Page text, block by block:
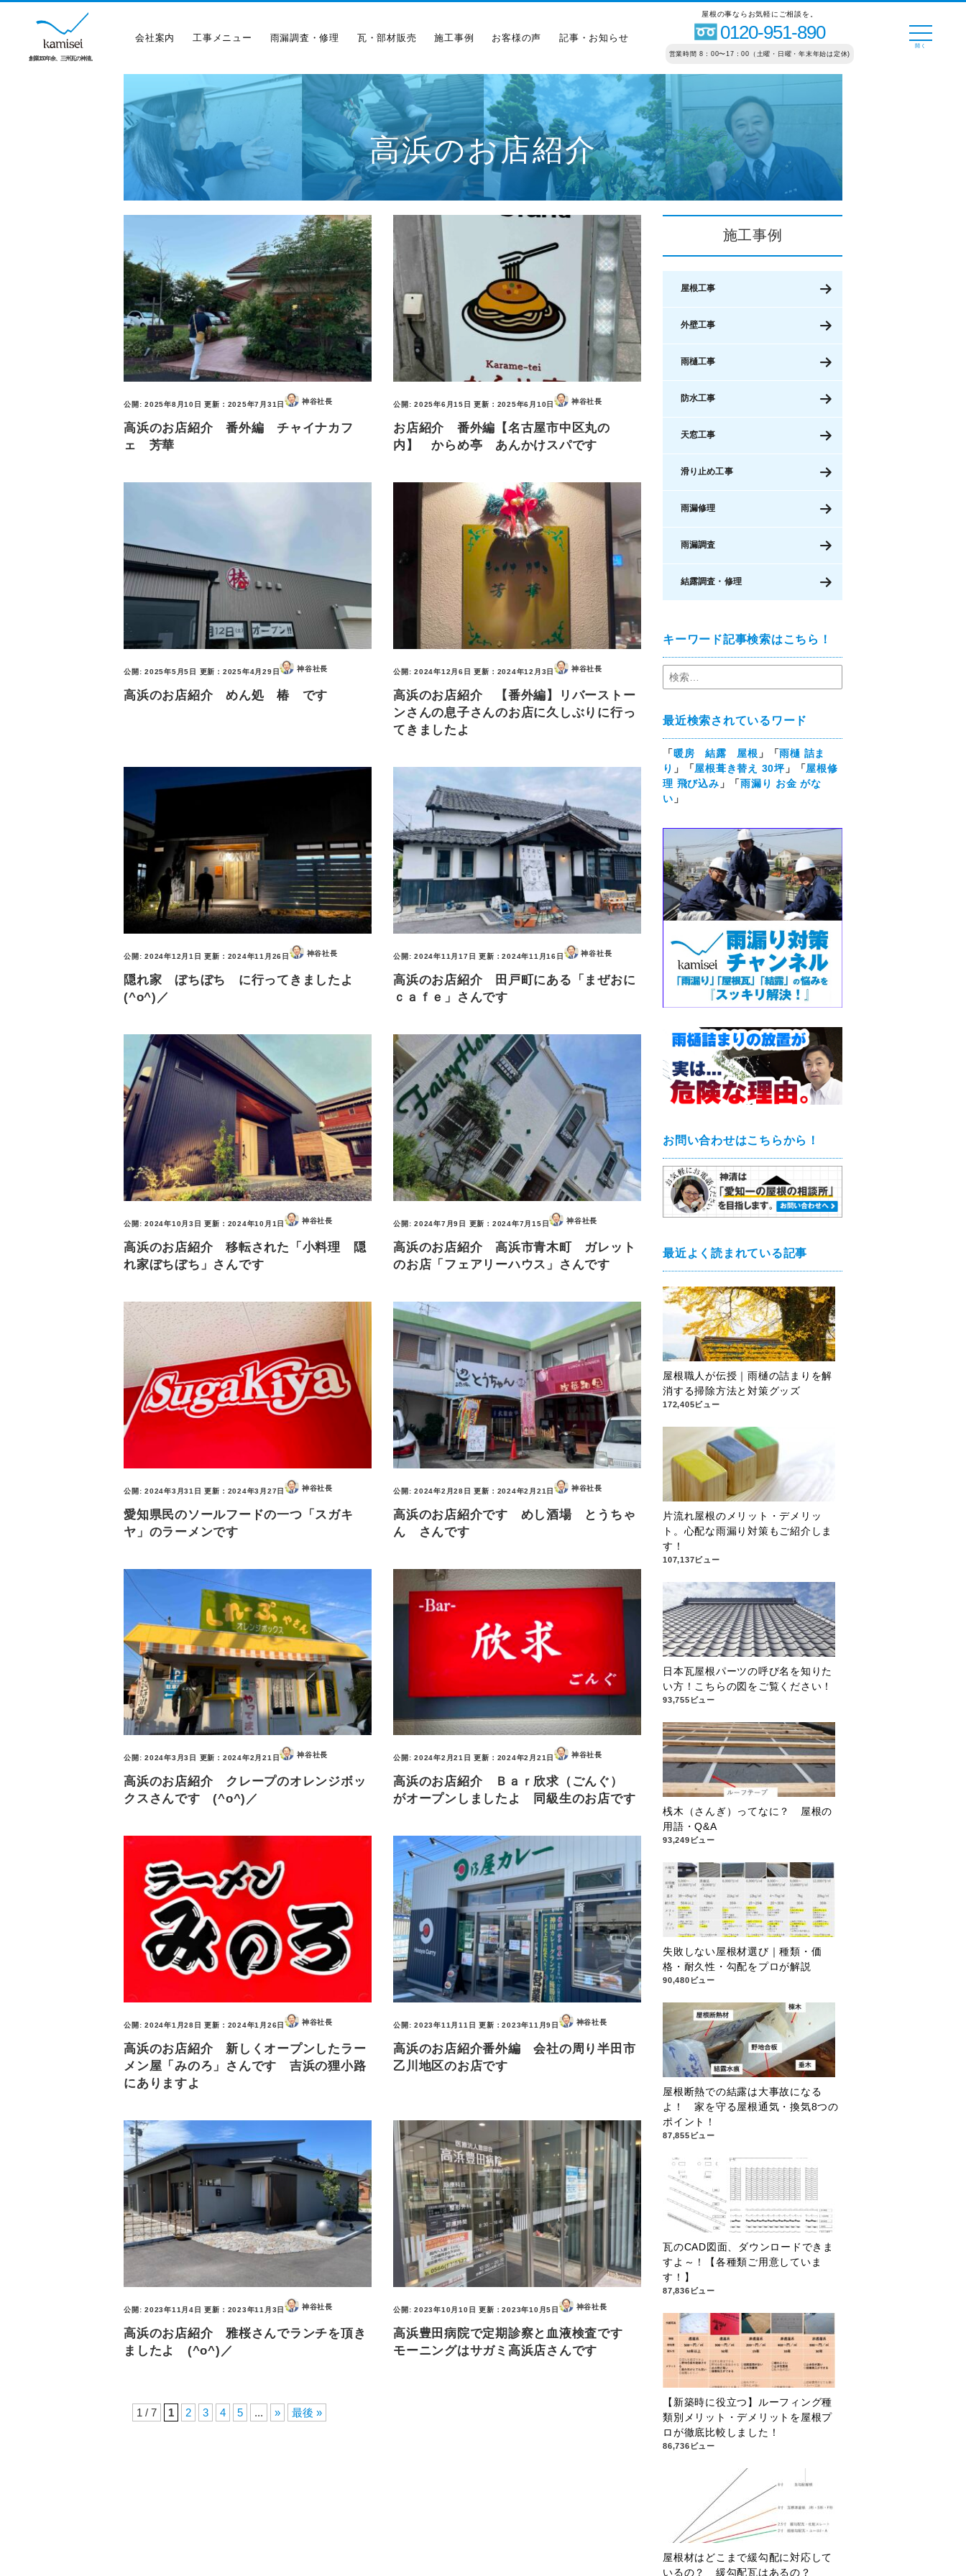
創業150年余、三州瓦の神清。
会社案内 工事メニュー 雨漏調査・修理 瓦・部材販売 施工事例 お客様の声 記事・お知らせ
屋根の事ならお気軽にご相談を。
0120-951-890
営業時間 8：00〜17：00（土曜・日曜・年末年始は定休)
高浜のお店紹介
公開: 2025年8月10日 更新： 2025年7月31日 神谷社長
高浜のお店紹介 番外編 チャイナカフ
ェ 芳華
公開: 2025年6月15日 更新： 2025年6月10日 神谷社長
お店紹介 番外編【名古屋市中区丸の
内】 からめ亭 あんかけスパです
公開: 2025年5月5日 更新： 2025年4月29日 神谷社長
高浜のお店紹介 めん処 椿 です
公開: 2024年12月6日 更新： 2024年12月3日 神谷社長
高浜のお店紹介 【番外編】リバーストー
ンさんの息子さんのお店に久しぶりに行っ
てきましたよ
公開: 2024年12月1日 更新： 2024年11月26日 神谷社長
隠れ家 ぼちぼち に行ってきましたよ
(^o^)／
公開: 2024年11月17日 更新：2024年11月16日 神谷社長
高浜のお店紹介 田戸町にある「まぜおに
ｃａｆｅ」さんです
公開: 2024年10月3日 更新： 2024年10月1日 神谷社長
高浜のお店紹介 移転された「小料理 隠
れ家ぼちぼち」さんです
公開: 2024年7月9日 更新： 2024年7月15日 神谷社長
高浜のお店紹介 高浜市青木町 ガレット
のお店「フェアリーハウス」さんです
公開: 2024年3月31日 更新： 2024年3月27日 神谷社長
愛知県民のソールフードの一つ「スガキ
ヤ」のラーメンです
公開: 2024年2月28日 更新： 2024年2月21日 神谷社長
高浜のお店紹介です めし酒場 とうちゃ
ん さんです
公開: 2024年3月3日 更新： 2024年2月21日 神谷社長
高浜のお店紹介 クレープのオレンジボッ
クスさんです (^o^)／
公開: 2024年2月21日 更新： 2024年2月21日 神谷社長
高浜のお店紹介 Ｂａｒ欣求（ごんぐ）
がオープンしましたよ 同級生のお店です
公開: 2024年1月28日 更新： 2024年1月26日 神谷社長
高浜のお店紹介 新しくオープンしたラー
メン屋「みのろ」さんです 吉浜の狸小路
にありますよ
公開: 2023年11月11日 更新：2023年11月9日 神谷社長
高浜のお店紹介番外編 会社の周り半田市
乙川地区のお店です
公開: 2023年11月4日 更新： 2023年11月3日 神谷社長
高浜のお店紹介 雅桜さんでランチを頂き
ましたよ (^o^)／
公開: 2023年10月10日 更新：2023年10月5日 神谷社長
高浜豊田病院で定期診察と血液検査です
モーニングはサガミ高浜店さんです
1 / 7 1 2 3 4 5 ... » 最後 »
施工事例
屋根工事
外壁工事
雨樋工事
防水工事
天窓工事
滑り止め工事
雨漏修理
雨漏調査
結露調査・修理
キーワード記事検索はこちら！
最近検索されているワード
「暖房 結露 屋根 」「雨樋 詰ま
り 」「屋根葺き替え 30坪」「屋根修
理 飛び込み 」「雨漏り お金 がな
い 」
お問い合わせはこちらから！
最近よく読まれている記事
屋根職人が伝授｜雨樋の詰まりを解
消する掃除方法と対策グッズ
172,405ビュー
片流れ屋根のメリット・デメリッ
ト。心配な雨漏り対策もご紹介しま
す！
107,137ビュー
日本瓦屋根パーツの呼び名を知りた
い方！こちらの図をご覧ください！
93,755ビュー
桟木（さんぎ）ってなに？ 屋根の
用語・Q&A
93,249ビュー
失敗しない屋根材選び｜種類・価
格・耐久性・勾配をプロが解説
90,480ビュー
屋根断熱での結露は大事故になる
よ！ 家を守る屋根通気・換気8つの
ポイント！
87,855ビュー
瓦のCAD図面、ダウンロードできま
すよ～！【各種類ご用意していま
す！】
87,836ビュー
【新築時に役立つ】ルーフィング種
類別メリット・デメリットを屋根プ
ロが徹底比較しました！
86,736ビュー
屋根材はどこまで緩勾配に対応して
いるの？ 緩勾配瓦はあるの？